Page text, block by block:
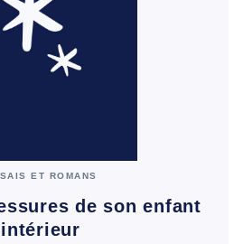
ET ROMANS
de son enfant
intérieur